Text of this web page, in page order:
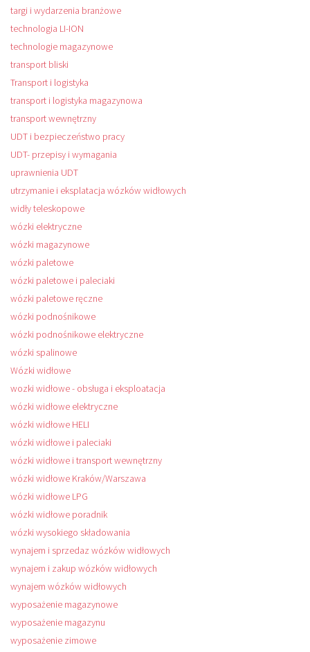
targi i wydarzenia branżowe
technologia LI-ION
technologie magazynowe
transport bliski
Transport i logistyka
transport i logistyka magazynowa
transport wewnętrzny
UDT i bezpieczeństwo pracy
UDT- przepisy i wymagania
uprawnienia UDT
utrzymanie i eksplatacja wózków widłowych
widły teleskopowe
wózki elektryczne
wózki magazynowe
wózki paletowe
wózki paletowe i paleciaki
wózki paletowe ręczne
wózki podnośnikowe
wózki podnośnikowe elektryczne
wózki spalinowe
Wózki widłowe
wozki widłowe - obsługa i eksploatacja
wózki widłowe elektryczne
wózki widłowe HELI
wózki widłowe i paleciaki
wózki widłowe i transport wewnętrzny
wózki widłowe Kraków/Warszawa
wózki widłowe LPG
wózki widłowe poradnik
wózki wysokiego składowania
wynajem i sprzedaz wózków widłowych
wynajem i zakup wózków widłowych
wynajem wózków widłowych
wyposażenie magazynowe
wyposażenie magazynu
wyposażenie zimowe